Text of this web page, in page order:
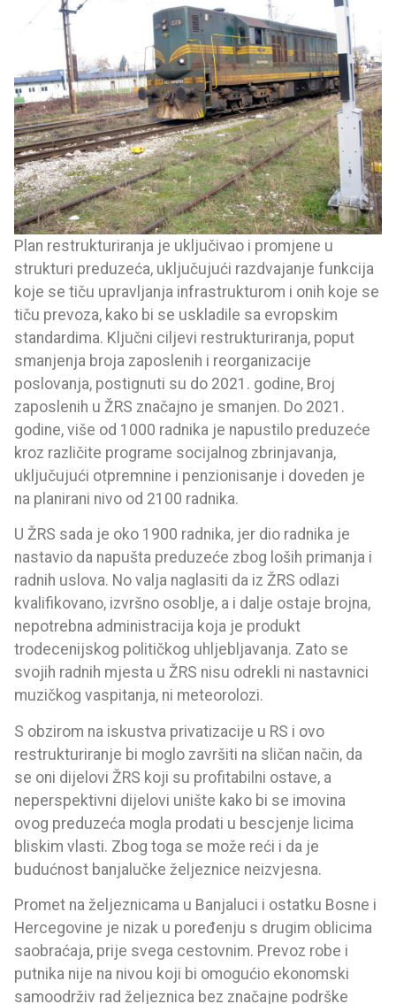
Plan restrukturiranja je uključivao i promjene u
strukturi preduzeća, uključujući razdvajanje funkcija
koje se tiču upravljanja infrastrukturom i onih koje se
tiču prevoza, kako bi se uskladile sa evropskim
standardima. Ključni ciljevi restrukturiranja, poput
smanjenja broja zaposlenih i reorganizacije
poslovanja, postignuti su do 2021. godine, Broj
zaposlenih u ŽRS značajno je smanjen. Do 2021.
godine, više od 1000 radnika je napustilo preduzeće
kroz različite programe socijalnog zbrinjavanja,
uključujući otpremnine i penzionisanje i doveden je
na planirani nivo od 2100 radnika.
U ŽRS sada je oko 1900 radnika, jer dio radnika je
nastavio da napušta preduzeće zbog loših primanja i
radnih uslova. No valja naglasiti da iz ŽRS odlazi
kvalifikovano, izvršno osoblje, a i dalje ostaje brojna,
nepotrebna administracija koja je produkt
trodecenijskog političkog uhljebljavanja. Zato se
svojih radnih mjesta u ŽRS nisu odrekli ni nastavnici
muzičkog vaspitanja, ni meteorolozi.
S obzirom na iskustva privatizacije u RS i ovo
restrukturiranje bi moglo završiti na sličan način, da
se oni dijelovi ŽRS koji su profitabilni ostave, a
neperspektivni dijelovi unište kako bi se imovina
ovog preduzeća mogla prodati u bescjenje licima
bliskim vlasti. Zbog toga se može reći i da je
budućnost banjalučke željeznice neizvjesna.
Promet na željeznicama u Banjaluci i ostatku Bosne i
Hercegovine je nizak u poređenju s drugim oblicima
saobraćaja, prije svega cestovnim. Prevoz robe i
putnika nije na nivou koji bi omogućio ekonomski
samoodrživ rad željeznica bez značajne podrške